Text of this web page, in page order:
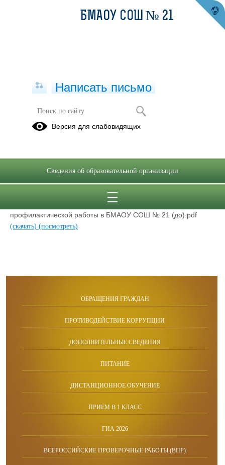
Положение об организации
индивидуальной профилактической
Положение об организации индивидуальной
профилактической работы в БМАОУ СОШ № 21 (до).pdf
(скачать) (посмотреть)
ОБРАЩЕНИЯ ГРАЖДАН
ПРОТИВОДЕЙСТВИЕ КОРРУПЦИИ
ДОПОЛНИТЕЛЬНЫЕ СВЕДЕНИЯ
ПИТАНИЕ
ДИСТАНЦИОННОЕ ОБУЧЕНИЕ
ПРИЁМ В 1 КЛАСС
ГИА 2026
ВСЕРОССИЙСКИЕ ПРОВЕРОЧНЫЕ РАБОТЫ (ВПР)
БМАОУ СОШ № 21
Написать письмо
Версия для слабовидящих
Сведения об образовательной организации